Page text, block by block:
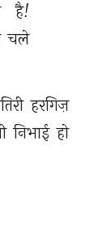
है!
चले
तिरी हरगिज़
निभाई हो